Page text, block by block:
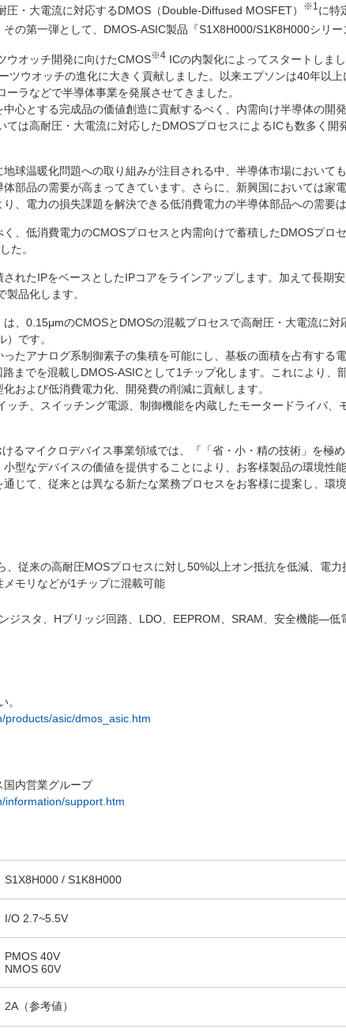
圧・大電流に対応するDMOS（Double-Diffused MOSFET） ※1に特
の第一弾として、DMOS-ASIC製品『S1X8H000/S1K8H000シリ
ウオッチ開発に向けたCMOS※4 ICの内製化によってスタートしま
ツウオッチの進化に大きく貢献しました。以来エプソンは40年以
ラなどで半導体事業を発展させてきました。
心とする完成品の価値創造に貢献するべく、内需向け半導体の開
は高耐圧・大電流に対応したDMOSプロセスによるICも数多く
球温暖化問題への取り組みが注目される中、半導体市場において
部品の需要が高まってきています。さらに、新興国においては家
、電力の損失課題を解決できる低消費電力の半導体部品への需要
、低消費電力のCMOSプロセスと内需向けで蓄積したDMOSプロ
た。
れたIPをベースとしたIPコアをラインアップします。加えて長期
品化します。
、0.15μmのCMOSとDMOSの混載プロセスで高耐圧・大電流に
です。
たアナログ系制御素子の集積を可能にし、基板の面積を占有する
までを混載しDMOS-ASICとして1チップ化します。これにより、
および低消費電力化、開発費の削減に貢献します。
チ、スイッチング電源、制御機能を内蔵したモータードライバ
るマイクロデバイス事業領域では、『「省・小・精の技術」を極
型なデバイスの価値を提供することにより、お客様製品の環境性
じて、従来とは異なる新たな業務プロセスをお客様に提案し、環
従来の高耐圧MOSプロセスに対し50%以上オン抵抗を低減、電力
モリなどが1チップに混載可能
ジスタ、Hブリッジ回路、LDO、EEPROM、SRAM、安全機能―低
。
products/asic/dmos_asic.htm
国内営業グループ
information/support.htm
S1X8H000 / S1K8H000
I/O 2.7~5.5V
PMOS 40V
NMOS 60V
2A（参考値）